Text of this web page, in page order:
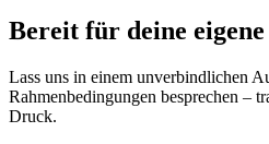
Bereit für deine
Lass uns in einem unverbindlichen
Rahmenbedingungen besprechen –
Druck.